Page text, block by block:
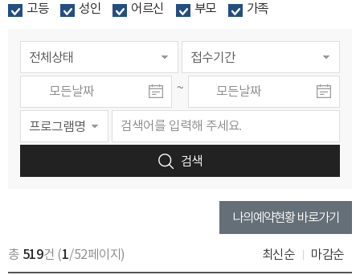
고등
성인 어르신 부모 가족
~
검색
나의예약현황 바로가기
총 519건 (1/52페이지) 최신순 마감순